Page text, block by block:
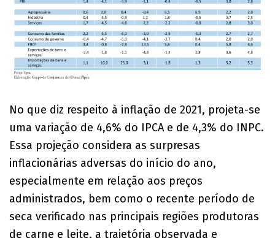
No que diz respeito à inflação de 2021, projeta-se
uma variação de 4,6% do IPCA e de 4,3% do INPC.
Essa projeção considera as surpresas
inflacionárias adversas do início do ano,
especialmente em relação aos preços
administrados, bem como o recente período de
seca verificado nas principais regiões produtoras
de carne e leite, a trajetória observada e